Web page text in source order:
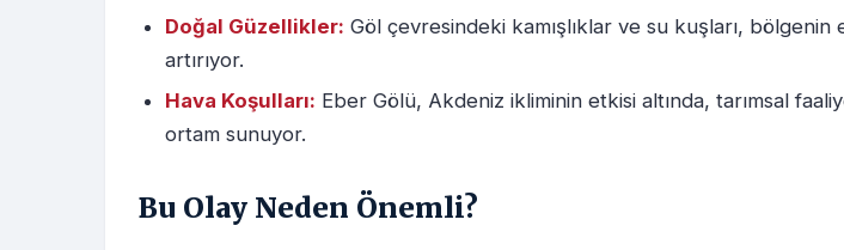
Doğal Güzellikler: Göl çevresindeki kamışlıklar ve su kuşları, bölgenin
artırıyor.
Hava Koşulları: Eber Gölü, Akdeniz ikliminin etkisi altında, tarımsal
ortam sunuyor.
Bu Olay Neden Önemli?